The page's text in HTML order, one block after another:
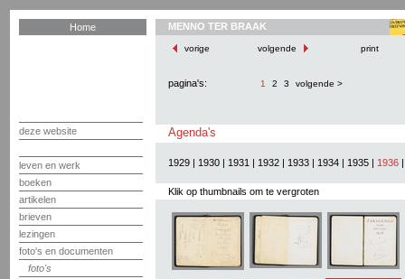
Home
deze website
leven en werk
boeken
artikelen
brieven
lezingen
foto's en documenten
foto's
MENNO TER BRAAK
vorige volgende print
pagina's: 1 2 3 volgende >
Agenda's
1929 | 1930 | 1931 | 1932 | 1933 | 1934 | 1935 | 1936
Klik op thumbnails om te vergroten